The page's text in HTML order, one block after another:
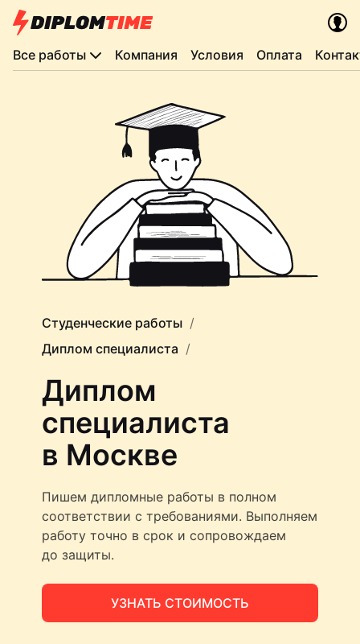
Все работы Компания Условия Оплата
Студенческие работы
Диплом специалиста
Диплом
специалиста
в Москве
Пишем дипломные работы в полном
соответствии с требованиями. Выполняем
работу точно в срок и сопровождаем
до защиты.
УЗНАТЬ СТОИМОСТЬ